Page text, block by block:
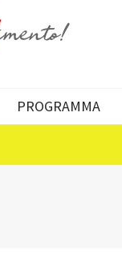
PROGRAMMA